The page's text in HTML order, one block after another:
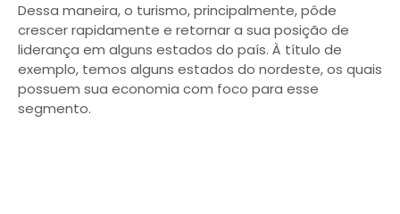
Dessa maneira, o turismo, principalmente, pôde
crescer rapidamente e retornar a sua posição de
liderança em alguns estados do país. À título de
exemplo, temos alguns estados do nordeste, os quais
possuem sua economia com foco para esse
segmento.